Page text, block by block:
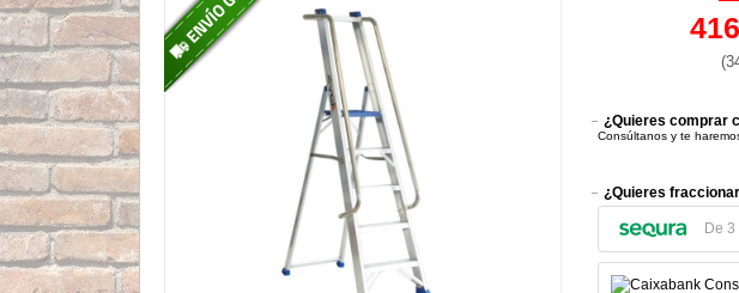
¿Quieres comprar
Consúltanos y te
¿Quieres
De 3